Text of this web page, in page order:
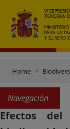
Home
Navegación
Efectos